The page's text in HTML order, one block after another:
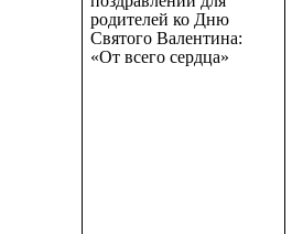
родителей ко Дню
Святого Валентина:
«От всего сердца»